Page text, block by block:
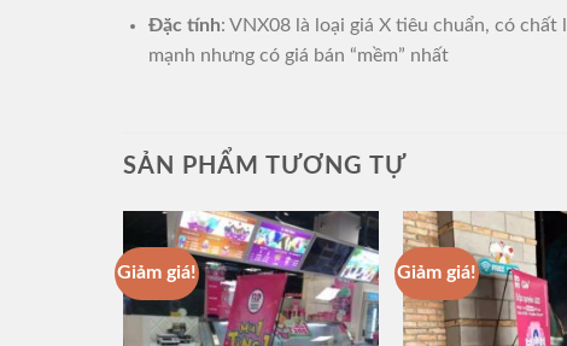
Đặc tính: VNX08 là loại giá X tiêu chuẩn, có
mạnh nhưng có giá bán “mềm” nhất
SẢN PHẨM TƯƠNG TỰ
Giảm giá! Giảm giá!